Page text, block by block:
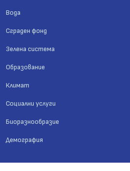
Вода
Сграден фонд
Зелена система
Образование
Климат
Социални услуги
Биоразнообразие
Демография